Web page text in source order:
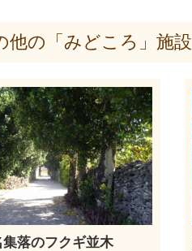
他の「みどころ」施設
落のフクギ並木